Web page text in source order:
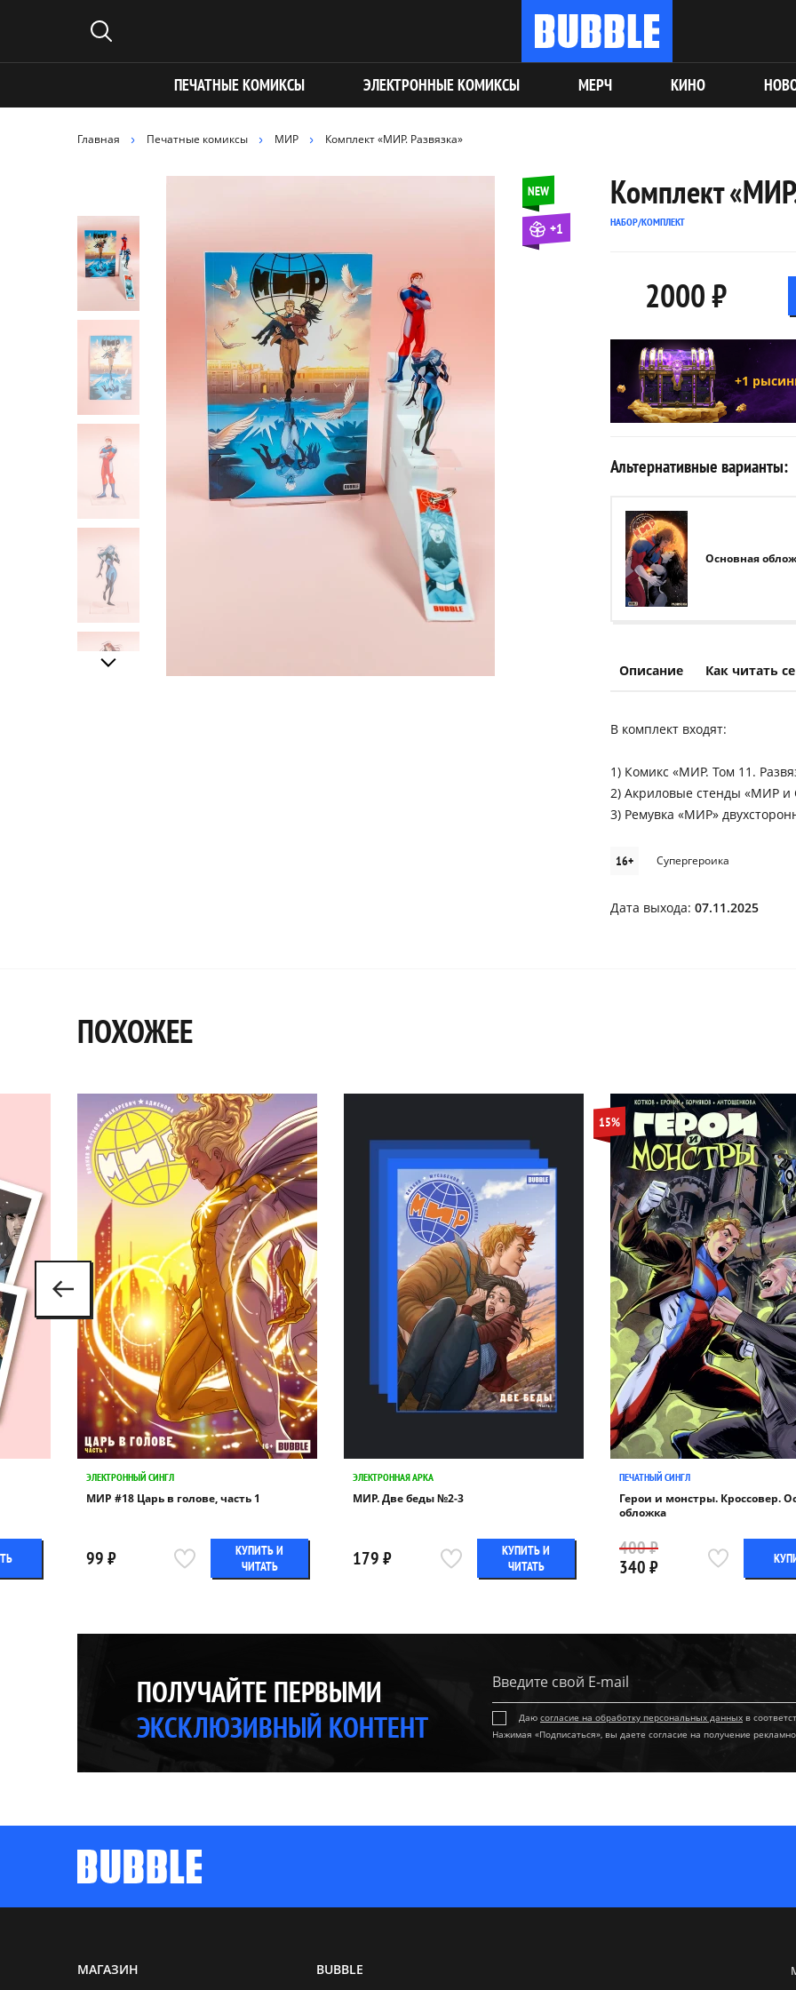
ПЕЧАТНЫЕ КОМИКСЫ ЭЛЕКТРОННЫЕ КОМИКСЫ МЕРЧ КИНО
Главная Печатные комиксы МИР Комплект «МИР. Развязка»
NEW
+1
Комплект
НАБОР/КОМПЛЕКТ
2000 ₽
+1
Альтернативные варианты:
Основная
Описание Как читать
В комплект входят:
1) Комикс «МИР. Том 11.
2) Акриловые стенды «МИР и
3) Ремувка «МИР»
16+ Супергероика
Дата выхода: 07.11.2025
ПОХОЖЕЕ
ЭЛЕКТРОННЫЙ СИНГЛ
МИР #18 Царь в голове, часть 1
99 ₽
КУПИТЬ И
ЧИТАТЬ
ЭЛЕКТРОННАЯ АРКА
МИР. Две беды №2-3
179 ₽
КУПИТЬ И
ЧИТАТЬ
15%
ПЕЧАТНЫЙ СИНГЛ
Герои и монстры. Кроссовер.
обложка
400 ₽
340 ₽
ПОЛУЧАЙТЕ ПЕРВЫМИ
ЭКСКЛЮЗИВНЫЙ КОНТЕНТ
Даю согласие на обработку персональных данных в
Нажимая «Подписаться», вы даете согласие на получение
МАГАЗИН BUBBLE